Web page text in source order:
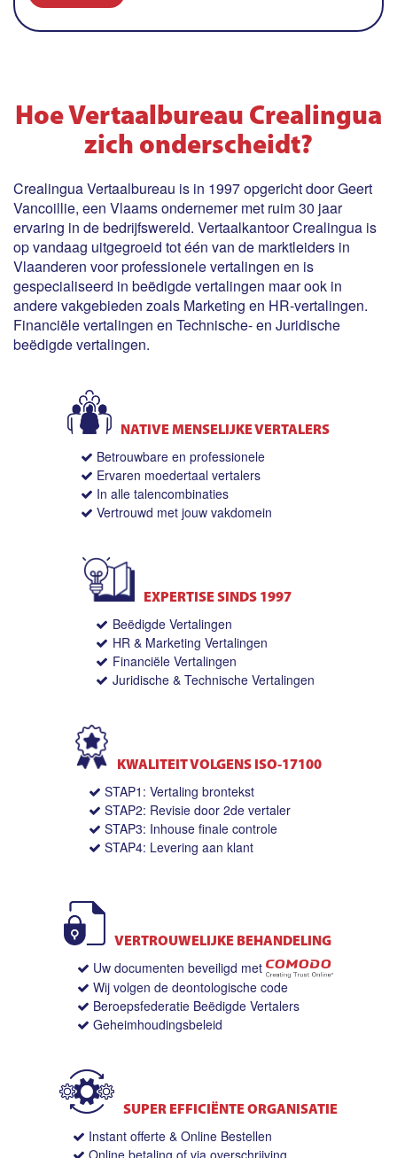
Hoe Vertaalbureau Crealingua
zich onderscheidt?
Crealingua Vertaalbureau is in 1997 opgericht door Geert
Vancoillie, een Vlaams ondernemer met ruim 30 jaar
ervaring in de bedrijfswereld. Vertaalkantoor Crealingua is
op vandaag uitgegroeid tot één van de marktleiders in
Vlaanderen voor professionele vertalingen en is
gespecialiseerd in beëdigde vertalingen maar ook in
andere vakgebieden zoals Marketing en HR-vertalingen.
Financiële vertalingen en Technische- en Juridische
beëdigde vertalingen.
NATIVE MENSELIJKE VERTALERS
Betrouwbare en professionele
Ervaren moedertaal vertalers
In alle talencombinaties
Vertrouwd met jouw vakdomein
EXPERTISE SINDS 1997
Beëdigde Vertalingen
HR & Marketing Vertalingen
Financiële Vertalingen
Juridische & Technische Vertalingen
KWALITEIT VOLGENS ISO-17100
STAP1: Vertaling brontekst
STAP2: Revisie door 2de vertaler
STAP3: Inhouse finale controle
STAP4: Levering aan klant
VERTROUWELIJKE BEHANDELING
Uw documenten beveiligd met
Wij volgen de deontologische code
Beroepsfederatie Beëdigde Vertalers
Geheimhoudingsbeleid
SUPER EFFICIËNTE ORGANISATIE
Instant offerte & Online Bestellen